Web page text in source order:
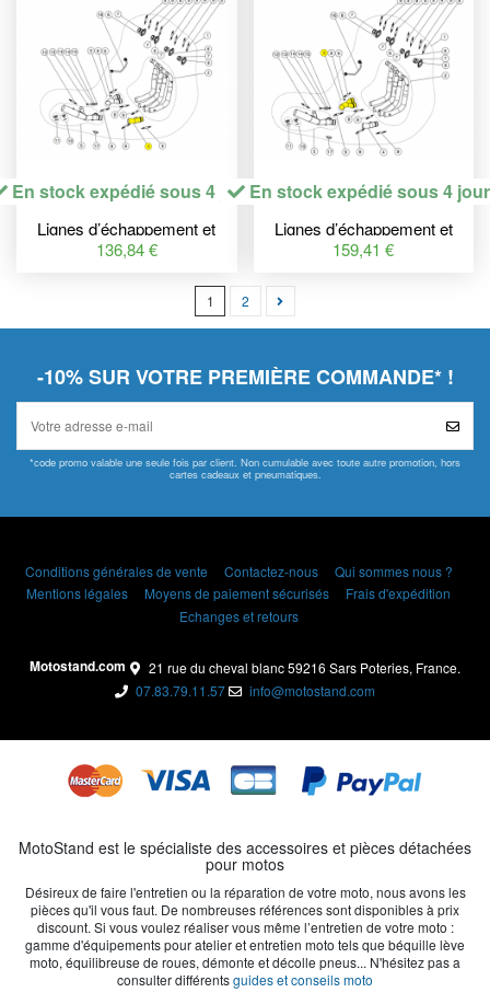
En stock expédié sous 4 jours
Lignes d’échappement et
collecteurs,COLLECTOR
136,84 €
En stock expédié sous 4
Lignes d’échappement et
collecteurs,COLLECTOR
159,41 €
1 2
-10% SUR VOTRE PREMIÈRE COMMANDE* !
*code promo valable une seule fois par client. Non cumulable avec toute autre promotion, hors
cartes cadeaux et pneumatiques.
Conditions générales de vente Contactez-nous
Qui sommes nous ?
Mentions légales
Moyens de paiement sécurisés
Frais d'expédition
Echanges et retours
Motostand.com
21 rue du cheval blanc 59216 Sars Poteries, France.
07.83.79.11.57
info@motostand.com
MotoStand est le spécialiste des accessoires et pièces détachées
pour motos
Désireux de faire l'entretien ou la réparation de votre moto, nous avons les
pièces qu'il vous faut. De nombreuses références sont disponibles à prix
discount. Si vous voulez réaliser vous même l’entretien de votre moto :
gamme d'équipements pour atelier et entretien moto tels que béquille lève
moto, équilibreuse de roues, démonte et décolle pneus... N'hésitez pas a
consulter différentsguides et conseils moto